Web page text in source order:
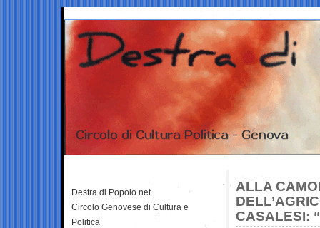
ALLA
CASALESI:
Destra di Popolo.net
Circolo Genovese di Cultura e
Politica